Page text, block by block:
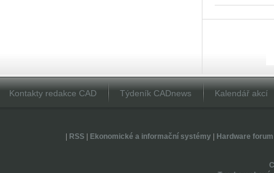
Kontakty redakce CAD Týdeník CADnews Kalendář akcí
RSS| Ekonomické a informační systémy| Hardware forum